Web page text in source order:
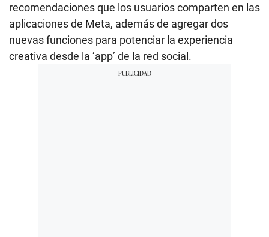
recomendaciones que los usuarios comparten en las
aplicaciones de Meta, además de agregar dos
nuevas funciones para potenciar la experiencia
creativa desde la ‘app’ de la red social.